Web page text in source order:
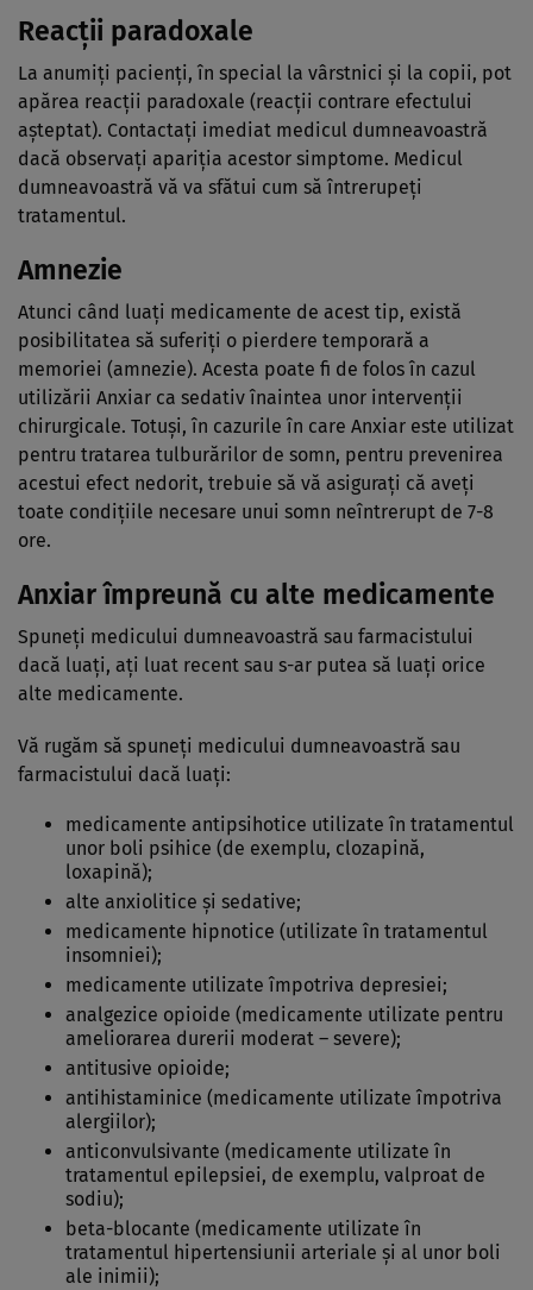
Reacţii paradoxale
La anumiţi pacienţi, în special la vârstnici şi la copii, pot
apărea reacţii paradoxale (reacţii contrare efectului
aşteptat). Contactaţi imediat medicul dumneavoastră
dacă observaţi apariţia acestor simptome. Medicul
dumneavoastră vă va sfătui cum să întrerupeţi
tratamentul.
Amnezie
Atunci când luaţi medicamente de acest tip, există
posibilitatea să suferiţi o pierdere temporară a
memoriei (amnezie). Acesta poate fi de folos în cazul
utilizării Anxiar ca sedativ înaintea unor intervenţii
chirurgicale. Totuşi, în cazurile în care Anxiar este utilizat
pentru tratarea tulburărilor de somn, pentru prevenirea
acestui efect nedorit, trebuie să vă asiguraţi că aveţi
toate condiţiile necesare unui somn neîntrerupt de 7-8
ore.
Anxiar împreună cu alte medicamente
Spuneţi medicului dumneavoastră sau farmacistului
dacă luaţi, aţi luat recent sau s-ar putea să luați orice
alte medicamente.
Vă rugăm să spuneţi medicului dumneavoastră sau
farmacistului dacă luaţi:
medicamente antipsihotice utilizate în tratamentul
unor boli psihice (de exemplu, clozapină,
loxapină);
alte anxiolitice şi sedative;
medicamente hipnotice (utilizate în tratamentul
insomniei);
medicamente utilizate împotriva depresiei;
analgezice opioide (medicamente utilizate pentru
ameliorarea durerii moderat – severe);
antitusive opioide;
antihistaminice (medicamente utilizate împotriva
alergiilor);
anticonvulsivante (medicamente utilizate în
tratamentul epilepsiei, de exemplu, valproat de
sodiu);
beta-blocante (medicamente utilizate în
tratamentul hipertensiunii arteriale şi al unor boli
ale inimii);